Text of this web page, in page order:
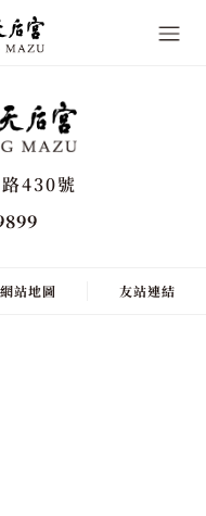
430號
網站地圖 友站連結